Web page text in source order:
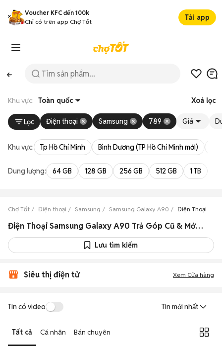
Voucher KFC đến 100k
Chỉ có trên app Chợ Tốt
Tải app
Khu vực: Toàn quốc Xoá lọc
Lọc Điện thoại Samsung 789 Giá
Khu vực: Tp Hồ Chí Minh Bình Dương (TP Hồ Chí Minh mới)
Dung lượng: 64 GB 128 GB 256 GB 512 GB 1 TB
Chợ Tốt Điện thoại Samsung Samsung Galaxy A90 Điện Thoại
Điện Thoại Samsung Galaxy A90 Trả Góp Cũ & Mới Giá Siêu Rẻ
Lưu tìm kiếm
Siêu thị điện tử Xem Cửa hàng
Tin có video Tin mới nhất
Tất cả Cá nhân Bán chuyên